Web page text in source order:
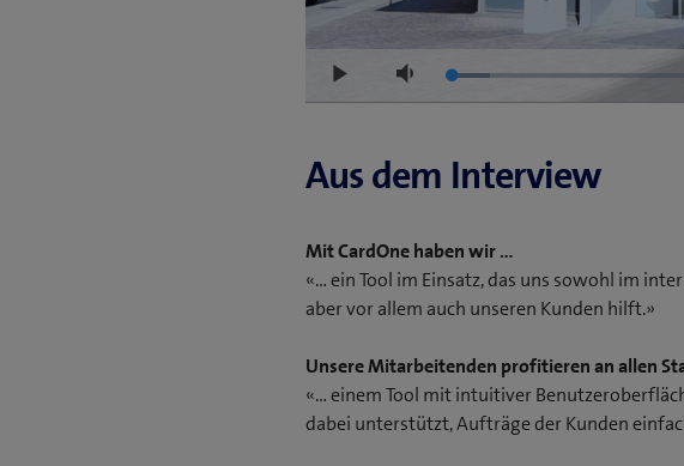
Play Mute Loaded:
7.74%
Aus dem Interview
Mit CardOne haben wir …
«… ein Tool im Einsatz, das uns sowohl im
aber vor allem auch unseren Kunden hilft.»
Unsere Mitarbeitenden profitieren an allen
«… einem Tool mit intuitiver
dabei unterstützt, Aufträge der Kunden